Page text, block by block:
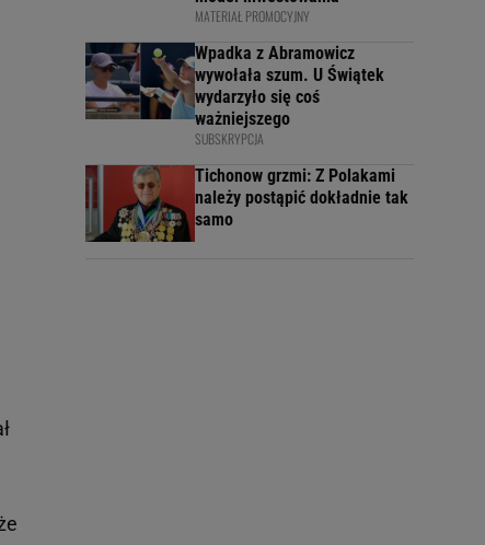
MATERIAŁ PROMOCYJNY
Wpadka z Abramowicz
wywołała szum. U Świątek
wydarzyło się coś
ważniejszego
SUBSKRYPCJA
Tichonow grzmi: Z Polakami
należy postąpić dokładnie tak
samo